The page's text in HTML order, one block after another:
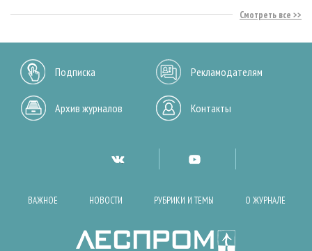
Смотреть все
Подписка Рекламодателям
Архив журналов Контакты
ВАЖНОЕ НОВОСТИ РУБРИКИ И ТЕМЫ О ЖУРНАЛЕ